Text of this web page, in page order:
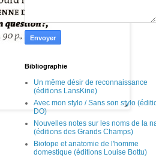
Bibliographie
Un même désir de reconnaissance
(éditions LansKine)
Avec mon stylo / Sans son stylo
DO)
Nouvelles notes sur les noms de la
(éditions des Grands Champs)
Biotope et anatomie de l'homme
domestique (éditions Louise Bottu)